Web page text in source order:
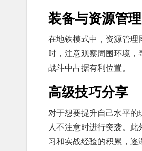
装备与资源管理
在地铁模式中，资源管
时，注意观察周围环境
战斗中占据有利位置。
高级技巧分享
对于想要提升自己水平
人不注意时进行突袭。
习和实战经验的积累，逐